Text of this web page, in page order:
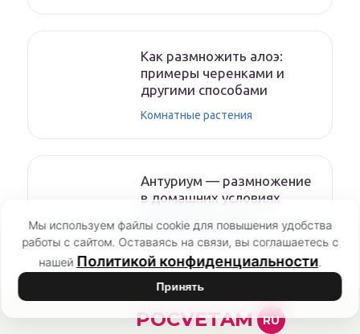
Как размножить алоэ:
примеры черенками и
другими способами
Комнатные растения
Антуриум — размножение
в домашних условиях
Комнатные растения
Мы используем файлы cookie для повышения удобства
работы с сайтом. Оставаясь на связи, вы соглашаетесь с
нашей Политикой конфиденциальности.
Принять
POCVETAM RU